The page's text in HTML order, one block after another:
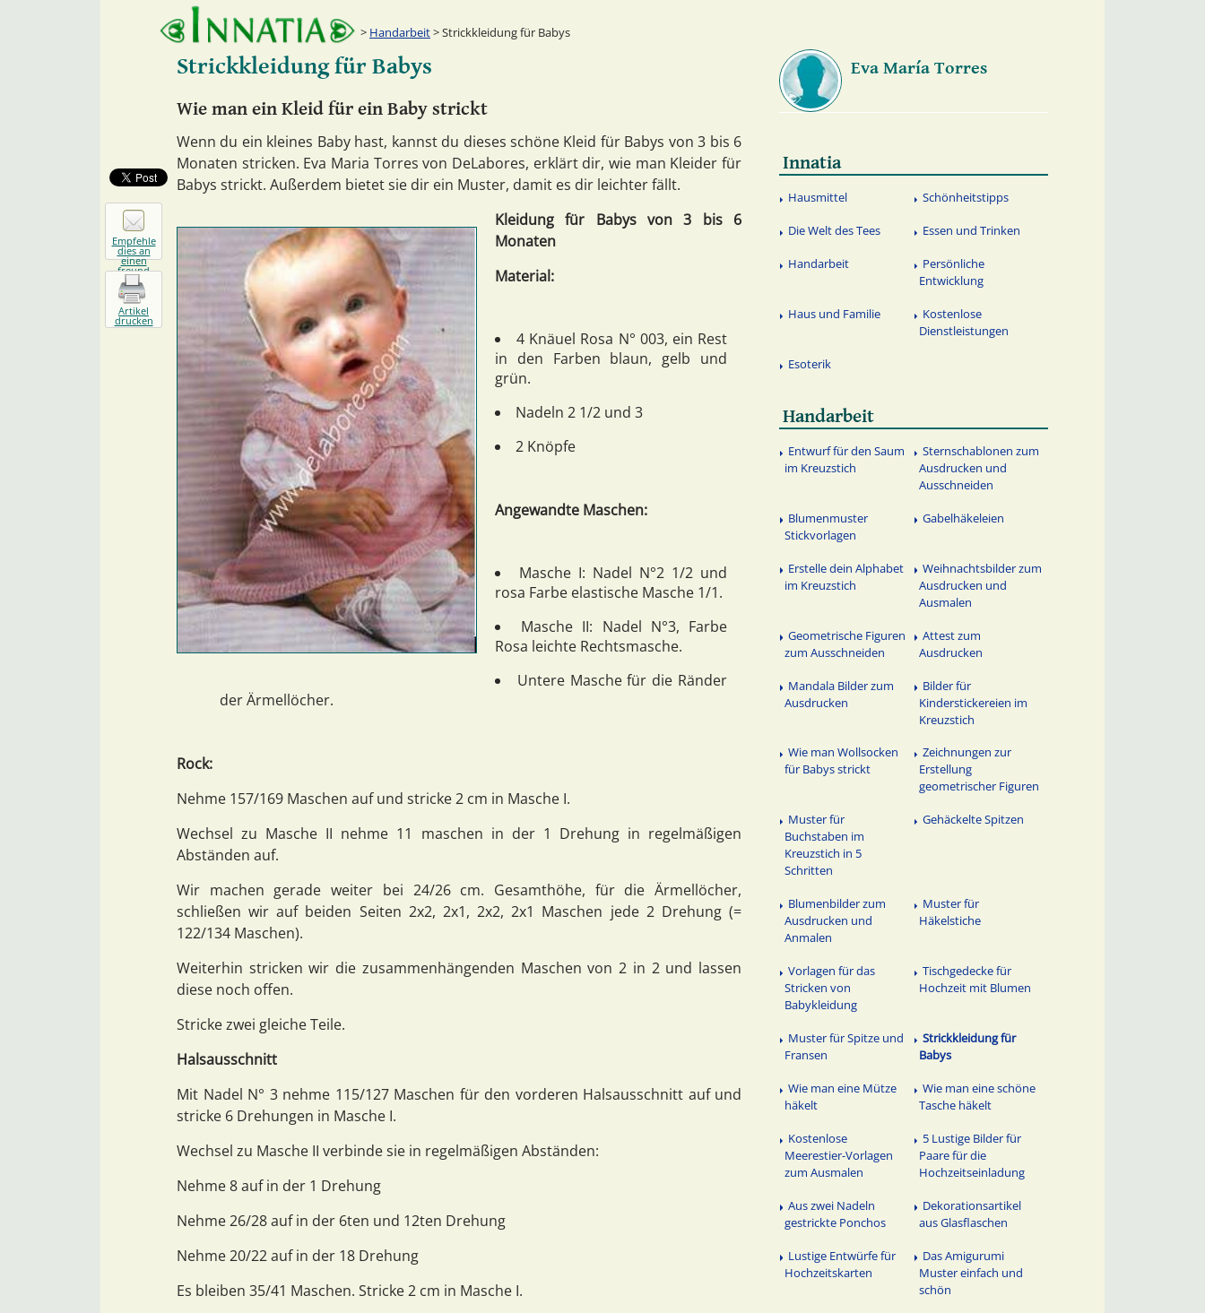
Handarbeit> Strickkleidung für Babys
Strickkleidung für Babys
Wie man ein Kleid für ein Baby strickt
Wenn du ein kleines Baby hast, kannst du dieses schöne Kleid für Babys von 3 bis 6
Monaten stricken. Eva Maria Torres von DeLabores, erklärt dir, wie man Kleider für
Babys strickt. Außerdem bietet sie dir ein Muster, damit es dir leichter fällt.
Kleidung für Babys von 3 bis 6
Monaten
Material:
4 Knäuel Rosa N° 003, ein Rest
in den Farben blaun, gelb und
grün.
Nadeln 2 1/2 und 3
2 Knöpfe
Angewandte Maschen:
Masche I: Nadel N°2 1/2 und
rosa Farbe elastische Masche 1/1.
Masche II: Nadel N°3, Farbe
Rosa leichte Rechtsmasche.
Untere Masche für die Ränder
der Ärmellöcher.
Rock:
Nehme 157/169 Maschen auf und stricke 2 cm in Masche I.
Wechsel zu Masche II nehme 11 maschen in der 1 Drehung in regelmäßigen
Abständen auf.
Wir machen gerade weiter bei 24/26 cm. Gesamthöhe, für die Ärmellöcher,
schließen wir auf beiden Seiten 2x2, 2x1, 2x2, 2x1 Maschen jede 2 Drehung (=
122/134 Maschen).
Weiterhin stricken wir die zusammenhängenden Maschen von 2 in 2 und lassen
diese noch offen.
Stricke zwei gleiche Teile.
Halsausschnitt
Mit Nadel N° 3 nehme 115/127 Maschen für den vorderen Halsausschnitt auf und
stricke 6 Drehungen in Masche I.
Wechsel zu Masche II verbinde sie in regelmäßigen Abständen:
Nehme 8 auf in der 1 Drehung
Nehme 26/28 auf in der 6ten und 12ten Drehung
Nehme 20/22 auf in der 18 Drehung
Es bleiben 35/41 Maschen. Stricke 2 cm in Masche I.
Eva María Torres
Innatia
Hausmittel Schönheitstipps
Die Welt des Tees Essen und Trinken
Handarbeit
Persönliche
Entwicklung
Haus und Familie
Kostenlose
Dienstleistungen
Esoterik
Handarbeit
Entwurf für den Saum
im Kreuzstich
Sternschablonen zum
Ausdrucken und
Ausschneiden
Blumenmuster
Stickvorlagen
Gabelhäkeleien
Erstelle dein Alphabet
im Kreuzstich
Weihnachtsbilder zum
Ausdrucken und
Ausmalen
Geometrische Figuren
zum Ausschneiden
Attest zum
Ausdrucken
Mandala Bilder zum
Ausdrucken
Bilder für
Kinderstickereien im
Kreuzstich
Wie man Wollsocken
für Babys strickt
Zeichnungen zur
Erstellung
geometrischer Figuren
Muster für
Buchstaben im
Kreuzstich in 5
Schritten
Gehäckelte Spitzen
Blumenbilder zum
Ausdrucken und
Anmalen
Muster für
Häkelstiche
Vorlagen für das
Stricken von
Babykleidung
Tischgedecke für
Hochzeit mit Blumen
Muster für Spitze und
Fransen
Strickkleidung für
Babys
Wie man eine Mütze
häkelt
Wie man eine schöne
Tasche häkelt
Kostenlose
Meerestier-Vorlagen
zum Ausmalen
5 Lustige Bilder für
Paare für die
Hochzeitseinladung
Aus zwei Nadeln
gestrickte Ponchos
Dekorationsartikel
aus Glasflaschen
Lustige Entwürfe für
Hochzeitskarten
Das Amigurumi
Muster einfach und
schön
Empfehle
dies an
einen
freund
Artikel
drucken